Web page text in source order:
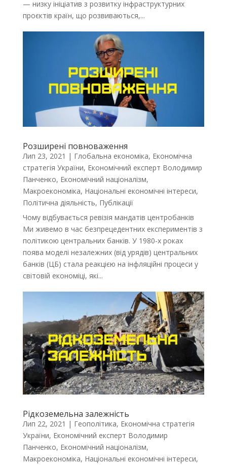
— низку ініціатив з розвитку інфраструктурних
проєктів країн, що розвиваються,...
Розширені повноваження
Лип 23, 2021 | Глобальна економіка, Економічна
стратегія України, Економічний експерт Володимир
Панченко, Економічний націоналізм,
Макроекономіка, Національні економічні інтереси,
Політична діяльність, Публікації
Чому відбувається ревізія мандатів центробанків
Ми живемо в час безпрецедентних експериментів з
політикою центральних банків. У 1980-х роках
поява моделі незалежних (від урядів) центральних
банків (ЦБ) стала реакцією на інфляційні процеси у
світовій економіці, які...
Рідкоземельна залежність
Лип 22, 2021 | Геополітика, Економічна стратегія
України, Економічний експерт Володимир
Панченко, Економічний націоналізм,
Макроекономіка, Національні економічні інтереси,